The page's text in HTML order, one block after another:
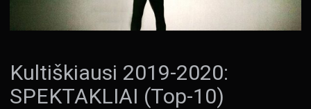
Kultiškiausi 2019-2020:
SPEKTAKLIAI (Top-10)